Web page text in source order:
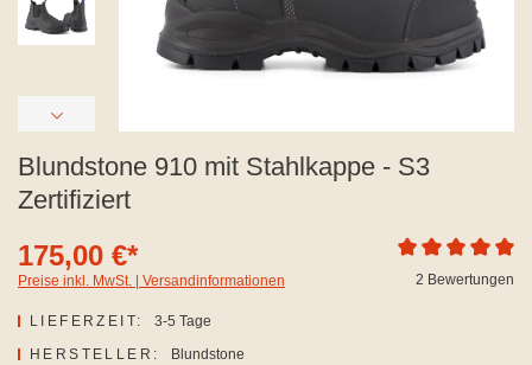
Blundstone 910 mit Stahlkappe - S3
Zertifiziert
175,00 €*
Preise inkl. MwSt. | Versandinformationen 2 Bewertungen
LIEFERZEIT:
3-5 Tage
HERSTELLER:
Blundstone